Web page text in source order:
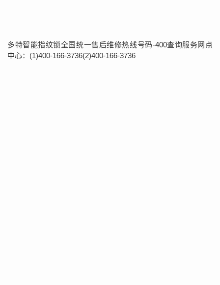
多特智能指纹锁全国统一售后维修热线号码-400查询服务网点
中心：(1)400-166-3736(2)400-166-3736